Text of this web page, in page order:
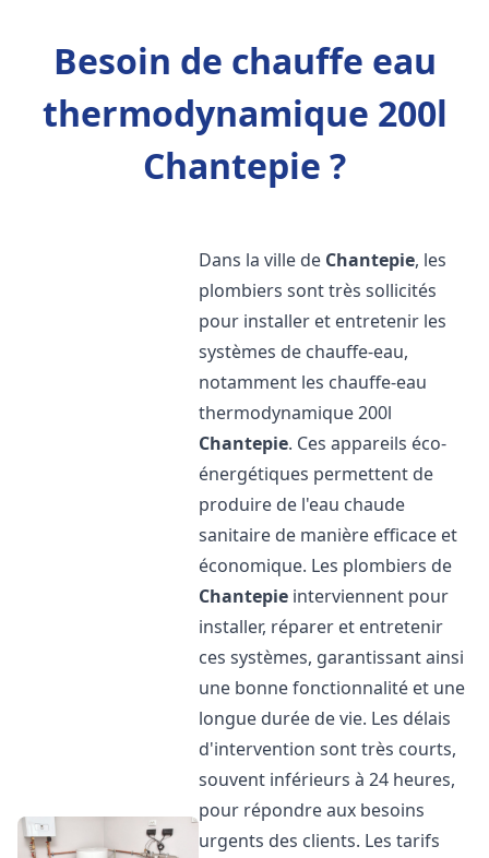
Besoin de chauffe eau
thermodynamique 200l
Chantepie ?
Dans la ville de Chantepie, les
plombiers sont très sollicités
pour installer et entretenir les
systèmes de chauffe-eau,
notamment les chauffe-eau
thermodynamique 200l
Chantepie. Ces appareils éco-
énergétiques permettent de
produire de l'eau chaude
sanitaire de manière efficace et
économique. Les plombiers de
Chantepie interviennent pour
installer, réparer et entretenir
ces systèmes, garantissant ainsi
une bonne fonctionnalité et une
longue durée de vie. Les délais
d'intervention sont très courts,
souvent inférieurs à 24 heures,
pour répondre aux besoins
urgents des clients. Les tarifs